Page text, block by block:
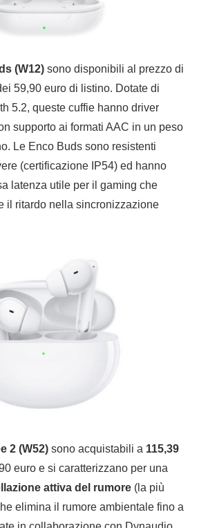
(W12) sono disponibili al prezzo di
59,90 euro di listino. Dotate di
5.2, queste cuffie hanno driver
supporto ai formati AAC in un peso
Le Enco Buds sono resistenti
(certificazione IP54) ed hanno
latenza utile per il gaming che
il ritardo nella sincronizzazione
2 (W52) sono acquistabili a 115,39
euro e si caratterizzano per una
attiva del rumore (la più
elimina il rumore ambientale fino a